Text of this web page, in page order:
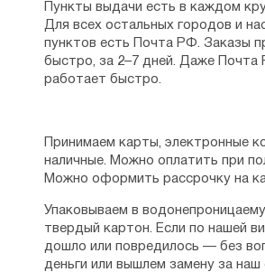
молятся о том, чтобы их
побыл рядом и смог молитвой
словом наставлять их ко
См. также:Поучения
24.02.2015
Добрый вечер!будьте добры
в пачке 5 "что это значит,это не
или что???Спасибо.
Ирина
Здравствуйте! Сколько будет
Рейтинг: 0
Андрей
Пункты выдачи есть в каждом
Для всех остальных городов и
пунктов есть Почта РФ. Заказы
быстро, за 2–7 дней. Даже Почта
работает быстро.
Принимаем карты, электронные
наличные. Можно оплатить при
Можно оформить рассрочку на
Упаковываем в
твердый картон. Если по нашей
дошло или повредилось — без
деньги или вышлем замену за наш